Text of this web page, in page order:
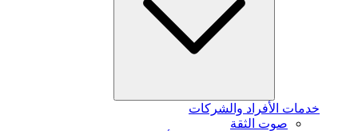
خدمات الأفراد والشركات
صوت الثقة